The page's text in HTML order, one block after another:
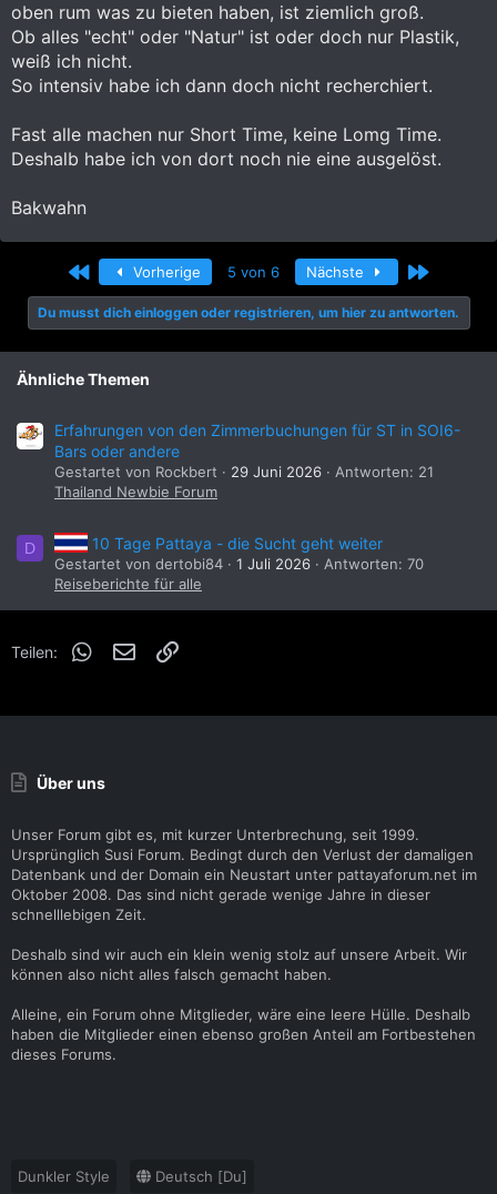
oben rum was zu bieten haben, ist ziemlich groß.
Ob alles "echt" oder "Natur" ist oder doch nur Plastik,
weiß ich nicht.
So intensiv habe ich dann doch nicht recherchiert.
Fast alle machen nur Short Time, keine Lomg Time.
Deshalb habe ich von dort noch nie eine ausgelöst.
Bakwahn
Erste Vorherige 5 von 6 Nächste Letzte
Du musst dich einloggen oder registrieren, um hier zu antworten.
Ähnliche Themen
Erfahrungen von den Zimmerbuchungen für ST in SOI6-
Bars oder andere
Gestartet von Rockbert 29 Juni 2026
Antworten: 21
Thailand Newbie Forum
D 10 Tage Pattaya - die Sucht geht weiter
Gestartet von dertobi84 1 Juli 2026
Antworten: 70
Reiseberichte für alle
Teilen: WhatsApp
E-Mail
Über uns
Unser Forum gibt es, mit kurzer Unterbrechung, seit 1999.
Ursprünglich Susi Forum. Bedingt durch den Verlust der damaligen
Datenbank und der Domain ein Neustart unter pattayaforum.net im
Oktober 2008. Das sind nicht gerade wenige Jahre in dieser
schnelllebigen Zeit.
Deshalb sind wir auch ein klein wenig stolz auf unsere Arbeit. Wir
können also nicht alles falsch gemacht haben.
Alleine, ein Forum ohne Mitglieder, wäre eine leere Hülle. Deshalb
haben die Mitglieder einen ebenso großen Anteil am Fortbestehen
dieses Forums.
Dunkler Style Deutsch [Du]